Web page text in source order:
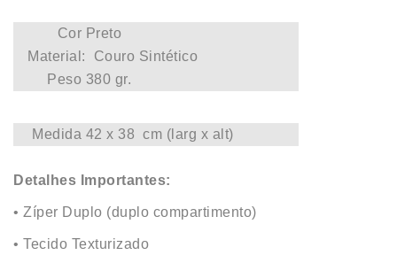
Cor Preto
Material : Couro Sintético
Peso 380 gr.
Medida 42 x 38 cm (larg x alt)
Detalhes Importantes:
• Zíper Duplo (duplo compartimento)
• Tecido Texturizado